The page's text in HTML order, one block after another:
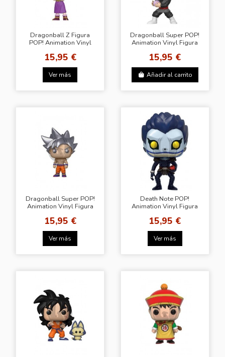
Dragonball Z Figura
POP! Animation Vinyl
15,95 €
Ver más
Dragonball Super POP!
Animation Vinyl Figura
15,95 €
Añadir al carrito
Dragonball Super POP!
Animation Vinyl Figura
cm
15,95 €
Ver más
Death Note POP!
Animation Vinyl Figura
15,95 €
Ver más